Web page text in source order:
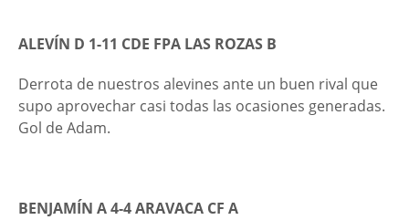
ALEVÍN D 1-11 CDE FPA LAS ROZAS B
Derrota de nuestros alevines ante un buen rival que
supo aprovechar casi todas las ocasiones generadas.
Gol de Adam.
BENJAMÍN A 4-4 ARAVACA CF A